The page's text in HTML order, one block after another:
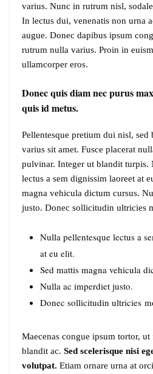
varius. Nunc in rutrum nisl,
In lectus dui, venenatis non urna
augue. Donec dapibus ipsum
rutrum nulla varius. Proin in
ullamcorper eros.
Donec quis diam nec purus
quis id metus.
Pellentesque pretium dui nisl, sed
varius sit amet. Fusce placerat
pulvinar. Integer ut blandit turpis.
lectus a sem dignissim laoreet at
magna vehicula dictum cursus.
justo. Donec sollicitudin ultricies
Nulla pellentesque lectus a
at eu elit.
Sed mattis magna vehicula
Nulla ac imperdiet justo.
Donec sollicitudin ultricies
Maecenas congue ipsum tortor,
blandit ac. Sed scelerisque nisi
volutpat. Etiam ornare urna at